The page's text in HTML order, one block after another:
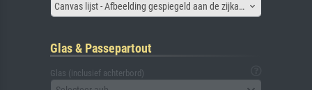
Canvas lijst - Afbeelding gespiegeld aan de zijkant
Glas & Passepartout
Glas (inclusief achterbord)